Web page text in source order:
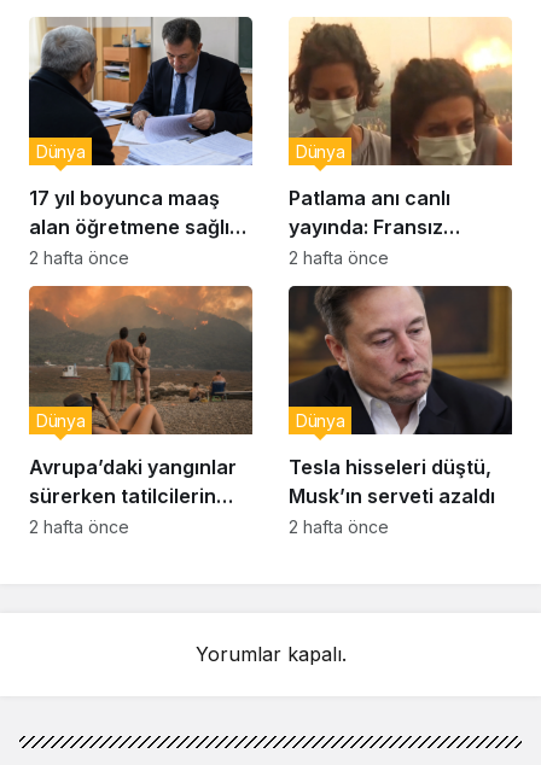
17 yıl boyunca maaş
alan öğretmene sağlık
raporu soruşturması
Dünya
2 hafta önce
Patlama anı canlı
yayında: Fransız
muhabir şaşkın
Dünya
2 hafta önce
Avrupa’daki yangınlar
sürerken tatilcilerin
kayıtsızlığı tepki yarattı
Dünya
2 hafta önce
Tesla hisseleri düştü,
Musk’ın serveti azaldı
Dünya
2 hafta önce
Yorumlar kapalı.